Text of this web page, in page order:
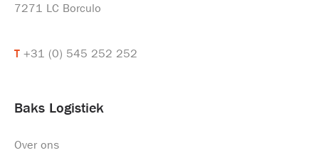
7271 LC Borculo
T +31 (0) 545 252 252
Baks Logistiek
Over ons